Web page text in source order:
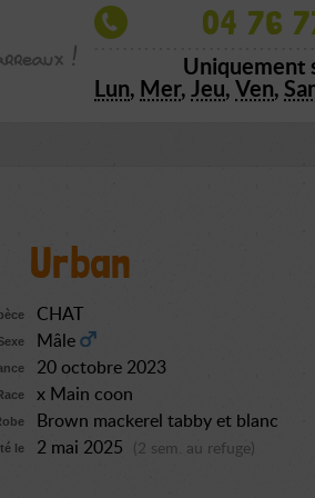
!
04 76
Uniquement
Lun, Mer, Jeu, Ven,
Urban
CHAT
Mâle
20 octobre 2023
x Main coon
Brown mackerel tabby et blanc
le 2 mai 2025 (2 sem. au refuge)